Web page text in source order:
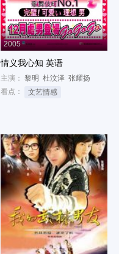
2005
情义我心知 英语
主演： 黎明 杜汶泽 张耀扬
看点：
文艺情感